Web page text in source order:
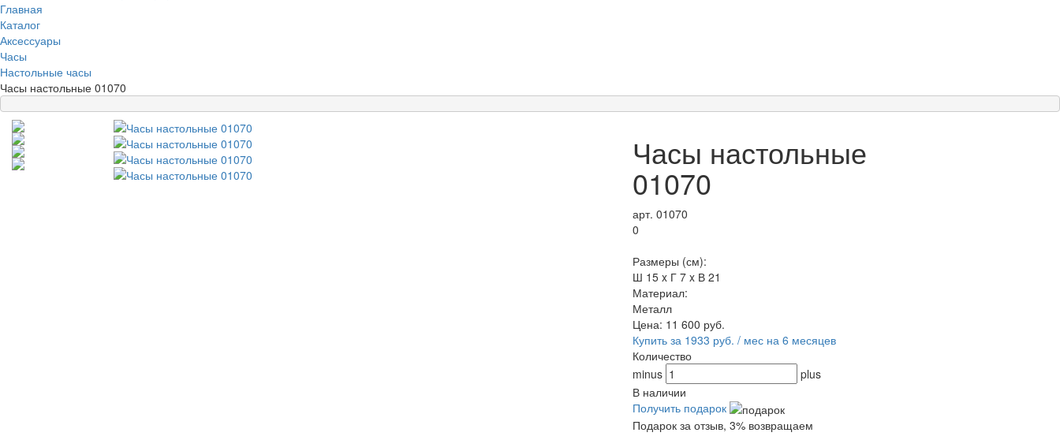
Главная
Каталог
Аксессуары
Часы
Настольные часы
Часы настольные 01070
Часы настольные
01070
арт. 01070
0
Размеры (см):
Ш 15 x Г 7 x В 21
Материал:
Металл
Цена: 11 600 руб.
Купить за 1933 руб. / мес на 6 месяцев
Количество
minus
plus
В наличии
Получить подарок
Подарок за отзыв, 3% возвращаем